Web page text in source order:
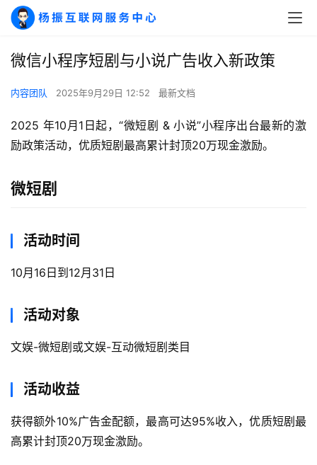
A
I
微信小程序短剧与小说广告收入新政策
内容团队 2025年9月29日 12:52 最新文档
2025 年10月1日起，“微短剧 & 小说”小程序出台最新的激
励政策活动，优质短剧最高累计封顶20万现金激励。
微短剧
活动时间
10月16日到12月31日
活动对象
文娱-微短剧或文娱-互动微短剧类目
活动收益
获得额外10%广告金配额，最高可达95%收入，优质短剧最
高累计封顶20万现金激励。